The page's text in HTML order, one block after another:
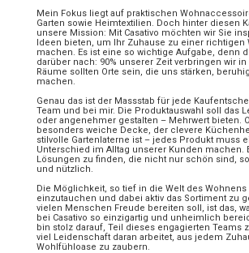
Mein Fokus liegt auf praktischen
Garten sowie Heimtextilien. Doch hinter diesen
unsere Mission: Mit Casativo möchten wir Sie
Ideen bieten, um Ihr Zuhause zu einer richtigen
machen. Es ist eine so wichtige Aufgabe, denn
darüber nach: 90% unserer Zeit verbringen wir in
Räume sollten Orte sein, die uns stärken,
machen.
Genau das ist der Massstab für jede
Team und bei mir. Die Produktauswahl soll das
oder angenehmer gestalten – Mehrwert bieten.
besonders weiche Decke, der clevere
stilvolle Gartenlaterne ist – jedes Produkt muss
Unterschied im Alltag unserer Kunden machen.
Lösungen zu finden, die nicht nur schön sind,
und nützlich.
Die Möglichkeit, so tief in die Welt des
einzutauchen und dabei aktiv das Sortiment zu
vielen Menschen Freude bereiten soll, ist das,
bei Casativo so einzigartig und unheimlich
bin stolz darauf, Teil dieses engagierten Teams
viel Leidenschaft daran arbeitet, aus jedem
Wohlfühloase zu zaubern.